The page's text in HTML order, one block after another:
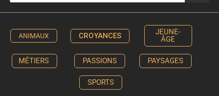
ANIMAUX CROYANCES
JEUNE-
ÂGE
MÉTIERS PASSIONS PAYSAGES
SPORTS